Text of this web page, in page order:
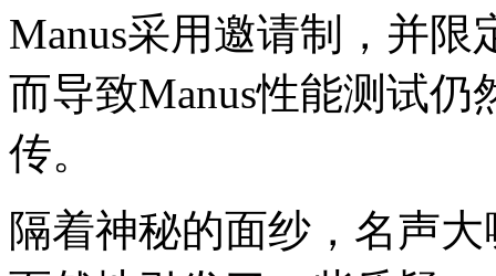
Manus采用邀请制，并
而导致Manus性能测试
传。
隔着神秘的面纱，名声